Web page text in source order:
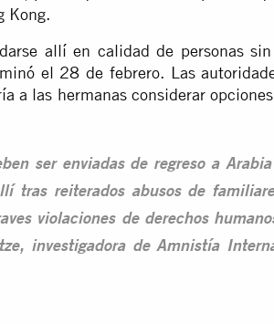
Kong.
allí en calidad de personas
el 28 de febrero. Las
a las hermanas considerar
ser enviadas de regreso a
tras reiterados abusos de
violaciones de derechos
investigadora de Amnistía